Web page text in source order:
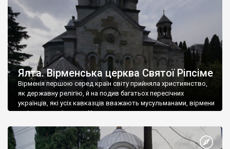
Ялта. Вірменська церква Святої Ріпсіме
Вірменія першою серед країн світу прийняла християнство,
як державну релігію, й на подив багатьох пересічних
українців, які усіх кавказців вважають мусульманами, вірмени
є відданими вірянами Христа